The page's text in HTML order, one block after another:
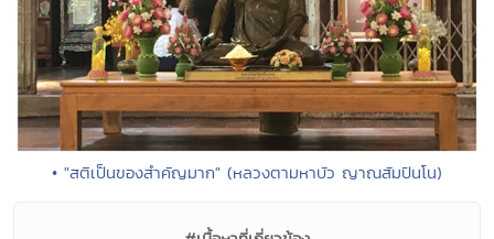
• "สติเป็นของสำคัญมาก" (หลวงตามหาบัว ญาณสัมปันโน)